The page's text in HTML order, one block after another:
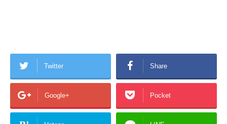
Twitter Share
Google+ Pocket